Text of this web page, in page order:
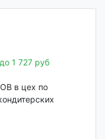
1 727 руб
в цех по